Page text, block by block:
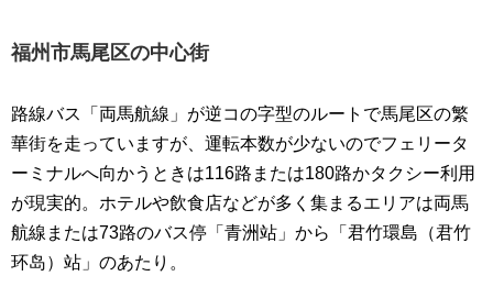
福州市馬尾区の中心街
路線バス「両馬航線」が逆コの字型のルートで馬尾区の繁
華街を走っていますが、運転本数が少ないのでフェリータ
ーミナルへ向かうときは116路または180路かタクシー利用
が現実的。ホテルや飲食店などが多く集まるエリアは両馬
航線または73路のバス停「青洲站」から「君竹環島（君竹
环岛）站」のあたり。